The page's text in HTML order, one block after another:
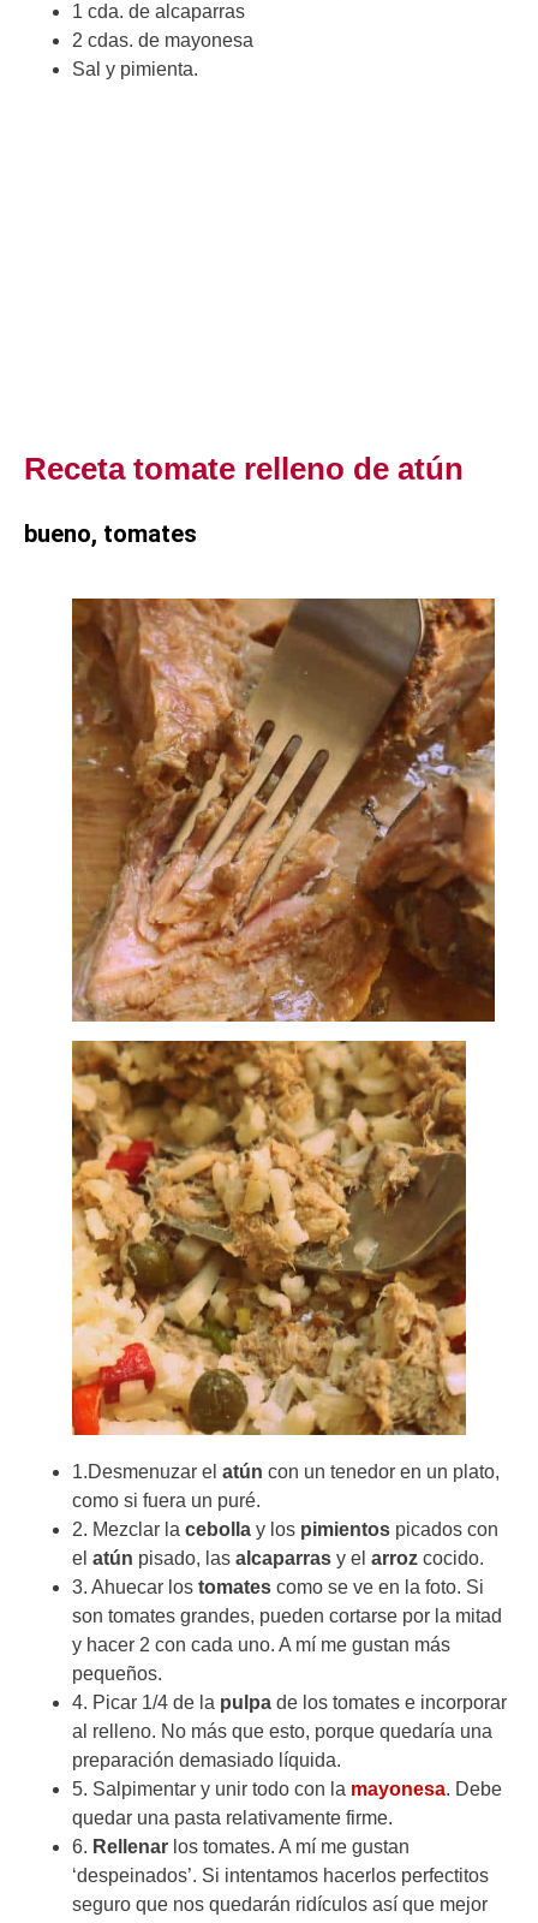
1 cda. de alcaparras
2 cdas. de mayonesa
Sal y pimienta.
Receta tomate relleno de atún
bueno, tomates
1.Desmenuzar el atún con un tenedor en un plato,
como si fuera un puré.
2. Mezclar la cebolla y los pimientos picados con
el atún pisado, las alcaparras y el arroz cocido.
3. Ahuecar los tomates como se ve en la foto. Si
son tomates grandes, pueden cortarse por la mitad
y hacer 2 con cada uno. A mí me gustan más
pequeños.
4. Picar 1/4 de la pulpa de los tomates e incorporar
al relleno. No más que esto, porque quedaría una
preparación demasiado líquida.
5. Salpimentar y unir todo con la mayonesa. Debe
quedar una pasta relativamente firme.
6. Rellenar los tomates. A mí me gustan
‘despeinados’. Si intentamos hacerlos perfectitos
seguro que nos quedarán ridículos así que mejor